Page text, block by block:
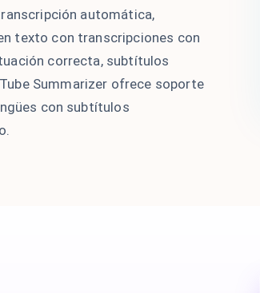
automática,
texto con transcripciones con
correcta, subtítulos
Summarizer ofrece soporte
con subtítulos